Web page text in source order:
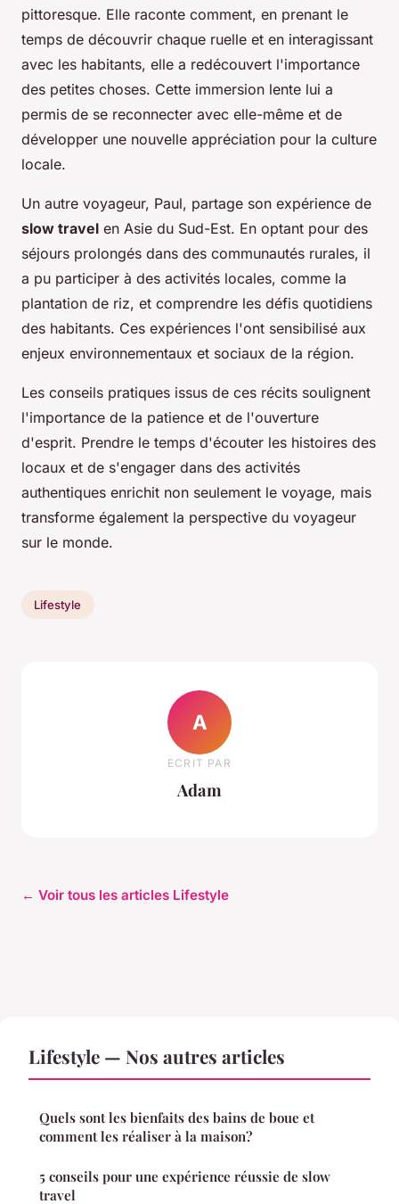
pittoresque. Elle raconte comment, en prenant le
temps de découvrir chaque ruelle et en interagissant
avec les habitants, elle a redécouvert l'importance
des petites choses. Cette immersion lente lui a
permis de se reconnecter avec elle-même et de
développer une nouvelle appréciation pour la culture
locale.
Un autre voyageur, Paul, partage son expérience de
slow travel en Asie du Sud-Est. En optant pour des
séjours prolongés dans des communautés rurales, il
a pu participer à des activités locales, comme la
plantation de riz, et comprendre les défis quotidiens
des habitants. Ces expériences l'ont sensibilisé aux
enjeux environnementaux et sociaux de la région.
Les conseils pratiques issus de ces récits soulignent
l'importance de la patience et de l'ouverture
d'esprit. Prendre le temps d'écouter les histoires des
locaux et de s'engager dans des activités
authentiques enrichit non seulement le voyage, mais
transforme également la perspective du voyageur
sur le monde.
Lifestyle
A
ECRIT PAR
Adam
← Voir tous les articles Lifestyle
Lifestyle — Nos autres articles
Quels sont les bienfaits des bains de boue et
comment les réaliser à la maison?
5 conseils pour une expérience réussie de slow
travel